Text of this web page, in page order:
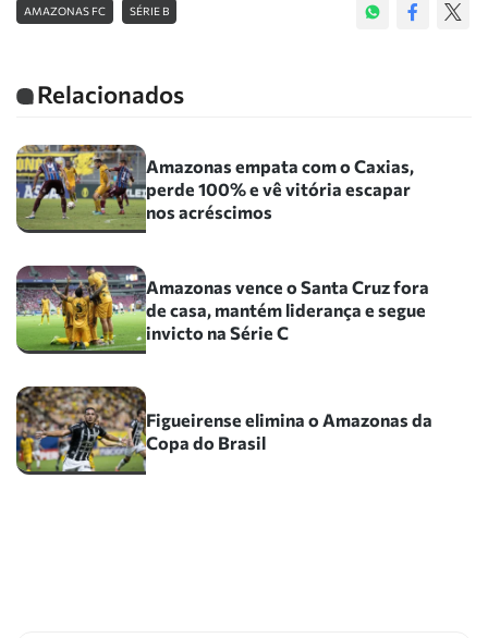
AMAZONAS FC SÉRIE B
Relacionados
Amazonas empata com o Caxias,
perde 100% e vê vitória escapar
nos acréscimos
Amazonas vence o Santa Cruz fora
de casa, mantém liderança e segue
invicto na Série C
Figueirense elimina o Amazonas da
Copa do Brasil